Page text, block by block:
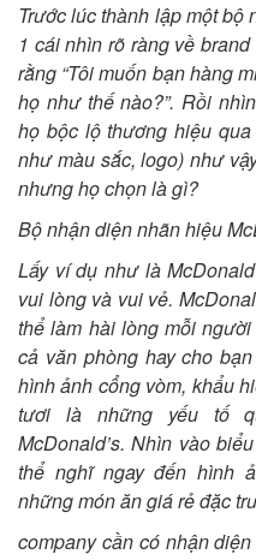
Trước lúc thành lập một
1 cái nhìn rõ ràng về
rằng “Tôi muốn bạn hàng
họ như thế nào?”. Rồi
họ bộc lộ thương hiệu
như màu sắc, logo) như
nhưng họ chọn là gì?
Bộ nhận diện nhãn hiệu
Lấy ví dụ như là
vui lòng và vui vẻ.
thể làm hài lòng mỗi
cả văn phòng hay cho
hình ảnh cổng vòm, khẩu
tươi là những yếu tố
McDonald’s. Nhìn vào
thể nghĩ ngay đến hình
những món ăn giá rẻ đặc
company cần có nhận